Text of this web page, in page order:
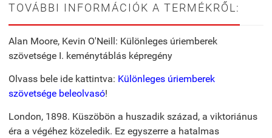
TOVÁBBI INFORMÁCIÓK A TERMÉKRŐL:
Alan Moore, Kevin O'Neill: Különleges úriemberek
szövetsége I. keménytáblás képregény
Olvass bele ide kattintva: Különleges úriemberek
szövetsége beleolvasó!
London, 1898. Küszöbön a huszadik század, a viktoriánus
éra a végéhez közeledik. Ez egyszerre a hatalmas